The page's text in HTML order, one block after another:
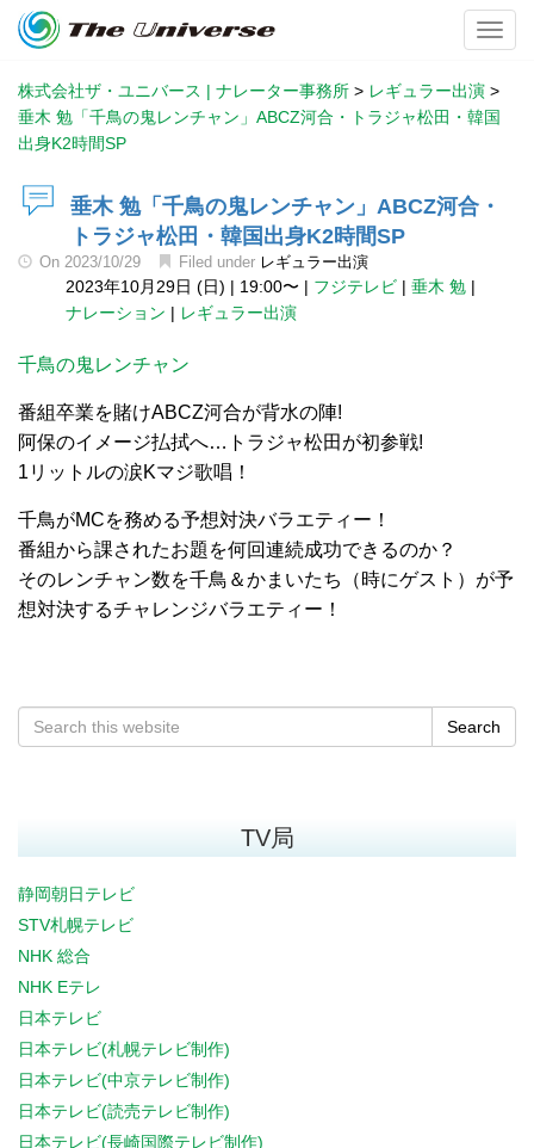
株式会社ザ・ユニバース | ナレーター事務所 > レギュラー出演 >
垂木 勉「千鳥の鬼レンチャン」ABCZ河合・トラジャ松田・韓国
出身K2時間SP
垂木 勉「千鳥の鬼レンチャン」ABCZ河合・
トラジャ松田・韓国出身K2時間SP
On 2023/10/29 Filed under レギュラー出演
2023年10月29日 (日) | 19:00〜 | フジテレビ | 垂木 勉 |
ナレーション | レギュラー出演
千鳥の鬼レンチャン
番組卒業を賭けABCZ河合が背水の陣!
阿保のイメージ払拭へ…トラジャ松田が初参戦!
1リットルの涙Kマジ歌唱！
千鳥がMCを務める予想対決バラエティー！
番組から課されたお題を何回連続成功できるのか？
そのレンチャン数を千鳥＆かまいたち（時にゲスト）が予
想対決するチャレンジバラエティー！
Search
TV局
静岡朝日テレビ
STV札幌テレビ
NHK 総合
NHK Eテレ
日本テレビ
日本テレビ(札幌テレビ制作)
日本テレビ(中京テレビ制作)
日本テレビ(読売テレビ制作)
日本テレビ(長崎国際テレビ制作)